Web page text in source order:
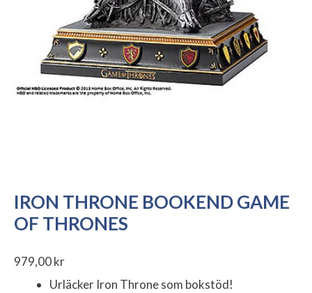
IRON THRONE BOOKEND GAME
OF THRONES
979,00kr
Urläcker Iron Throne som bokstöd!